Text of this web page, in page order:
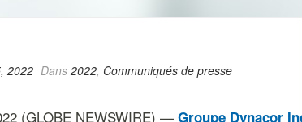
2022 Dans 2022, Communiqués de presse
(GLOBE NEWSWIRE) — Groupe Dynacor